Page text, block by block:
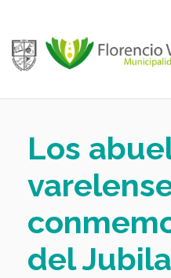
Los
del